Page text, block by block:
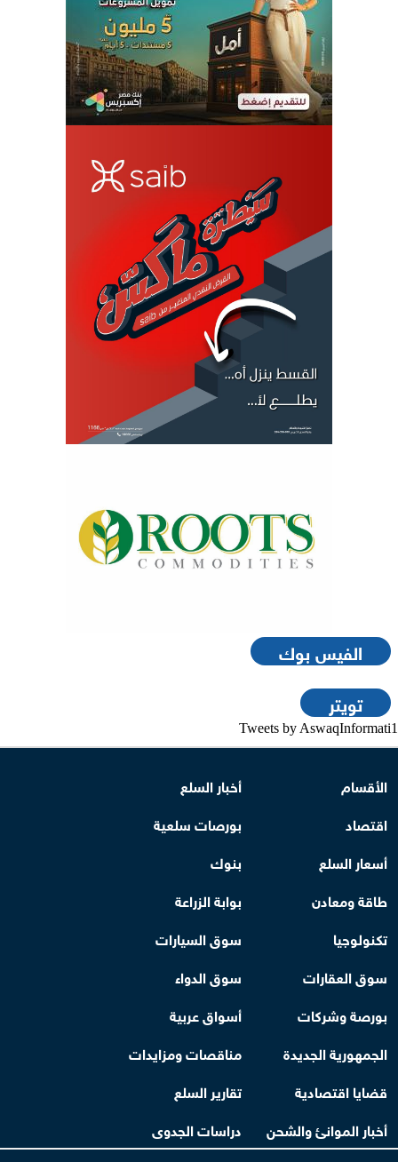
الفيس بوك
تويتر
Tweets by AswaqInformati1
الأقسام
أخبار السلع
اقتصاد
بورصات سلعية
أسعار السلع
بنوك
طاقة ومعادن
بوابة الزراعة
تكنولوجيا
سوق السيارات
سوق العقارات
سوق الدواء
بورصة وشركات
أسواق عربية
الجمهورية الجديدة
مناقصات ومزايدات
قضايا اقتصادية
تقارير السلع
أخبار الموانئ والشحن
دراسات الجدوى